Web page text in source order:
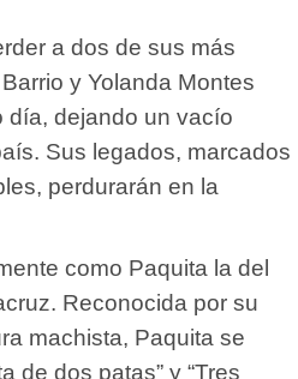
a dos de sus más
y Yolanda Montes
día, dejando un vacío
Sus legados, marcados
perdurarán en la
como Paquita la del
Reconocida por su
machista, Paquita se
de dos patas” y “Tres